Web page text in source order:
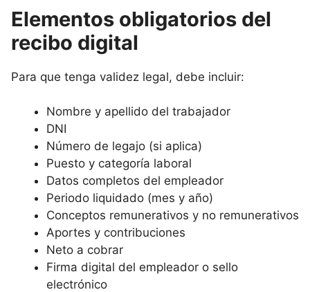
Elementos obligatorios del
recibo digital
Para que tenga validez legal, debe incluir:
Nombre y apellido del trabajador
DNI
Número de legajo (si aplica)
Puesto y categoría laboral
Datos completos del empleador
Periodo liquidado (mes y año)
Conceptos remunerativos y no remunerativos
Aportes y contribuciones
Neto a cobrar
Firma digital del empleador o sello
electrónico